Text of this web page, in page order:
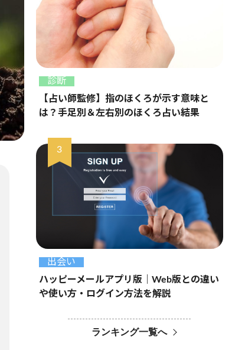
診断
【占い師監修】指のほくろが示す意味と
は？手足別＆左右別のほくろ占い結果
出会い
ハッピーメールアプリ版｜Web版との違い
や使い方・ログイン方法を解説
ランキング一覧へ